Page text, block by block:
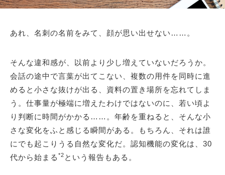
あれ、名刺の名前をみて、顔が思い出せない……。
そんな違和感が、以前より少し増えていないだろうか。
会話の途中で言葉が出てこない、複数の用件を同時に進
めると小さな抜けが出る、資料の置き場所を忘れてしま
う。仕事量が極端に増えたわけではないのに、若い頃よ
り判断に時間がかかる……。年齢を重ねると、そんな小
さな変化をふと感じる瞬間がある。もちろん、それは誰
にでも起こりうる自然な変化だ。認知機能の変化は、30
代から始まる *2 という報告もある。